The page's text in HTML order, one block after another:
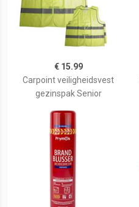
€ 15.99
Carpoint veiligheidsvest
gezinspak Senior